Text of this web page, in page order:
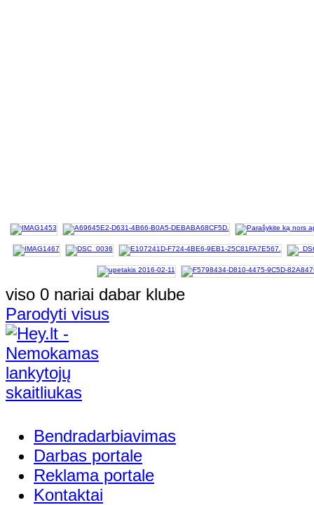
viso 0 nariai dabar klube
Parodyti visus
Bendradarbiavimas
Darbas portale
Reklama portale
Kontaktai